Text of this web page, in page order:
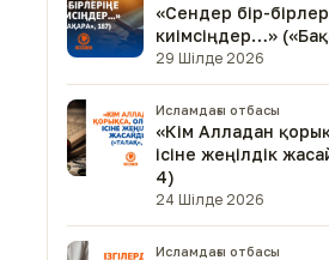
«Сендер бір-
киімсіңдер…»
29 Шілде 2026
Исламдағы отбасы
«Кім Алладан
ісіне жеңілдік
4)
24 Шілде 2026
Исламдағы отбасы